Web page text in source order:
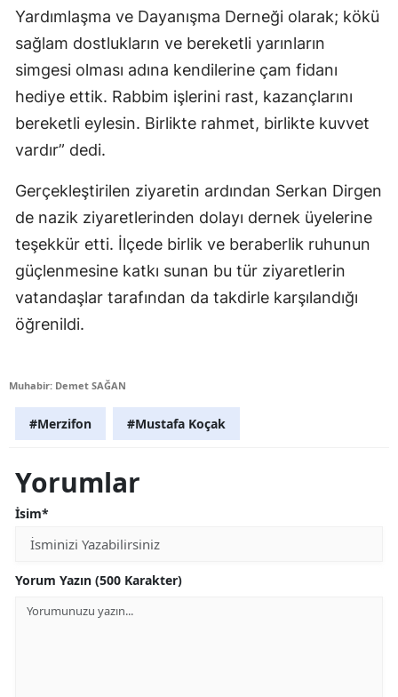
Yardımlaşma ve Dayanışma Derneği olarak; kökü
sağlam dostlukların ve bereketli yarınların
simgesi olması adına kendilerine çam fidanı
hediye ettik. Rabbim işlerini rast, kazançlarını
bereketli eylesin. Birlikte rahmet, birlikte kuvvet
vardır” dedi.
Gerçekleştirilen ziyaretin ardından Serkan Dirgen
de nazik ziyaretlerinden dolayı dernek üyelerine
teşekkür etti. İlçede birlik ve beraberlik ruhunun
güçlenmesine katkı sunan bu tür ziyaretlerin
vatandaşlar tarafından da takdirle karşılandığı
öğrenildi.
Muhabir: Demet SAĞAN
#Merzifon #Mustafa Koçak
Yorumlar
İsim*
Yorum Yazın (500 Karakter)